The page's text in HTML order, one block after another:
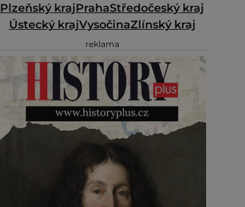
Plzeňský krajPrahaStředočeský kraj
Ústecký krajVysočinaZlínský kraj
reklama